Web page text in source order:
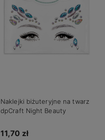
Naklejki biżuteryjne na twarz
dpCraft Night Beauty
11,70 zł